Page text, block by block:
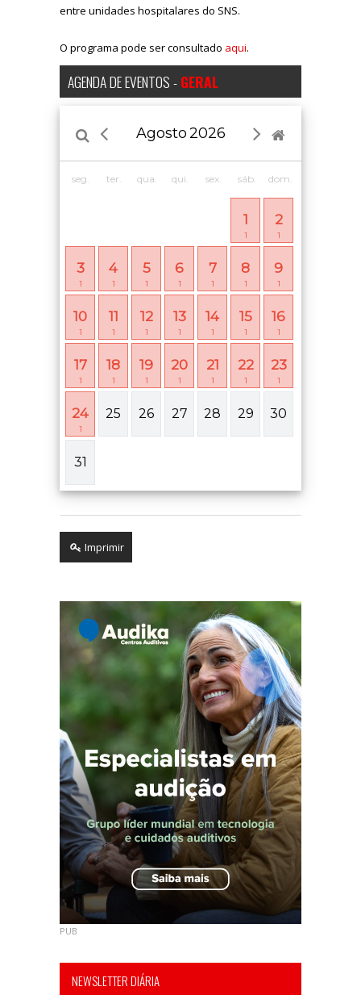
entre unidades hospitalares do SNS.
O programa pode ser consultado aqui.
AGENDA DE EVENTOS -GERAL
Agosto2026
seg. ter. qua. qui. sex. sáb. dom.
1
1
2
1
3
1
4
1
5
1
6
1
7
1
8
1
9
1
10
1
11
1
12
1
13
1
14
1
15
1
16
1
17
1
18
1
19
1
20
1
21
1
22
1
23
1
24
1
25 26 27 28 29 30
31
Imprimir
PUB
NEWSLETTER DIÁRIA